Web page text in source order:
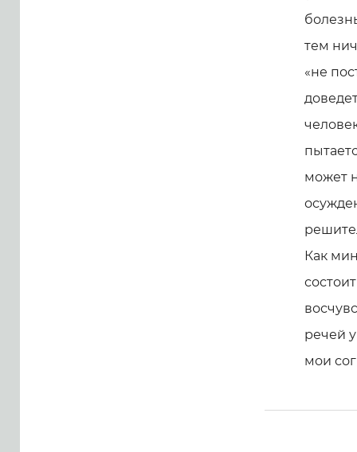
тем
«не
может
Как
речей
мои